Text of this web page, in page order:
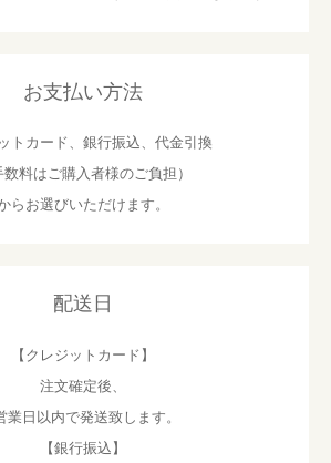
お支払い方法
トカード、銀行振込、代金引換
数料はご購入者様のご負担）
らお選びいただけます。
配送日
【クレジットカード】
注文確定後、
業日以内で発送致します。
【銀行振込】